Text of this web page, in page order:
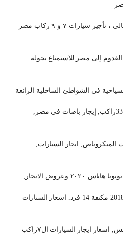
إيجار سيارات تحويل مصر بالتالي ، تأجير سيارات ٧ و ٩ ركاب مصر
إلى مصر للاستمتاع بجولة
في الشواطئ الساحلية الرائعة
اتوبيس رحلات, إيجار أتوبيس 33راكب, إيجار باصات في مصر,
الميكروباص, ايجار السيارات,
وعروض الايجار,
ارخص باصات ايجار بالسواق 2018 مكيفة 14 فرد, اسعار السيارات
اسعار الميكروباص التويوتا هايس, اسعار ايجار السيارات ال٧راكب